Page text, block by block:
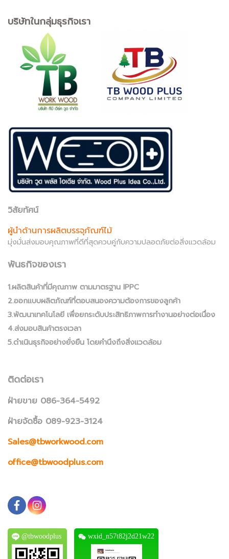
บริษัทในกลุ่มธุรกิจเรา
วิสัยทัศน์
ผู้นำด้านการผลิตบรรจุภัณฑ์ไม้
มุ่งมั่นส่งมอบคุณภาพที่ดีที่สุดควบคู่กับความปลอดภัยต่อสิ่งแวดล้อม
พันธกิจของเรา
1.ผลิตสินค้าที่มีคุณภาพ ตามมาตรฐาน IPPC
2.ออกแบบผลิตภัณฑ์ที่ตอบสนองความต้องการของลูกค้า
3.พัฒนาเทคโนโลยี เพื่อยกระดับประสิทธิภาพการทำงานอย่างต่อเนื่อง
4.ส่งมอบสินค้าตรงเวลา
5.ดำเนินธุรกิจอย่างยั่งยืน โดยคำนึงถึงสิ่งแวดล้อม
ติดต่อเรา
ฝ่ายขาย 086-364-5492
ฝ่ายจัดซื้อ 089-923-3124
Sales@tbworkwood.com
office@tbwoodplus.com
@tbwoodplus wxid_n57t82j2d21w22